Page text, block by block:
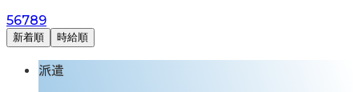
56789
新着順 時給順
派遣